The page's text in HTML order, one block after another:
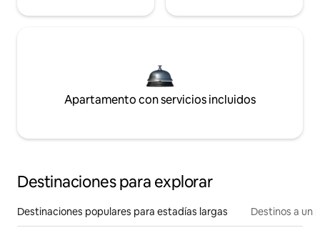
Apartamento con servicios incluidos
Destinaciones para explorar
Destinaciones populares para estadías largas Destinos a un